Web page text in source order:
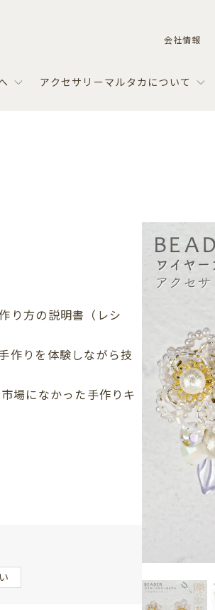
会社情報
アクセサリーマルタカについて
り方の説明書（レシ
作りを体験しながら技
場になかった手作りキ